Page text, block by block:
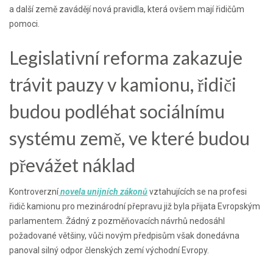
a další země zavádějí nová pravidla, která ovšem mají řidičům
pomoci.
Legislativní reforma zakazuje
trávit pauzy v kamionu, řidiči
budou podléhat sociálnímu
systému země, ve které budou
převážet náklad
Kontroverznínovela unijních zákonůvztahujících se na profesi
řidič kamionu pro mezinárodní přepravu již byla přijata Evropským
parlamentem. Žádný z pozměňovacích návrhů nedosáhl
požadované většiny, vůči novým předpisům však donedávna
panoval silný odpor členských zemí východní Evropy.